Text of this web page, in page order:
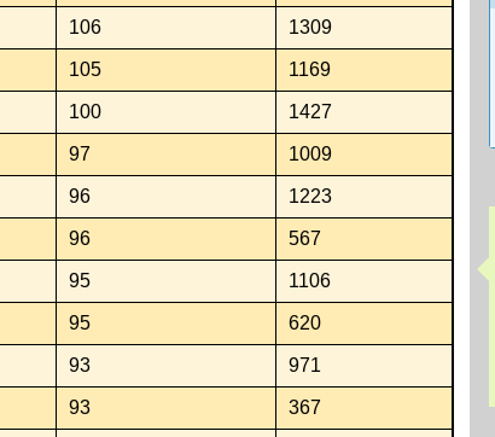
106 1309
105 1169
100 1427
97 1009
96 1223
96 567
95 1106
95 620
93 971
93 367